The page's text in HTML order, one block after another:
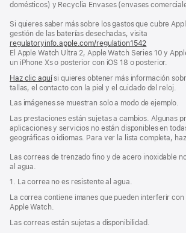
domésticos) y Recyclia Envases (envases
Si quieres saber más sobre los gastos que cubre
gestión de las baterías desechadas, visita
regulatoryinfo.apple.com/regulation1542
abre
en
ventana
nueva)
El Apple Watch Ultra 2, Apple Watch Series 10 y
un iPhone Xs o posterior con iOS 18 o posterior.
Haz clic aquísi quieres obtener más información
tallas, el contacto con la piel y el cuidado del reloj.
Las imágenes se muestran solo a modo de ejemplo.
Las prestaciones están sujetas a cambios. Algunas
aplicaciones y servicios no están disponibles en
geográficas o idiomas. Para ver la lista completa,
Las correas de trenzado fino y de acero inoxidable
al agua.
1. La correa no es resistente al agua.
La correa contiene imanes que pueden interferir con
Apple Watch.
Las correas están sujetas a disponibilidad.